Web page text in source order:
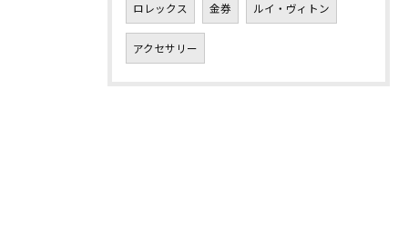
ロレックス 金券 ルイ・ヴィトン
アクセサリー